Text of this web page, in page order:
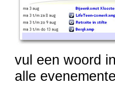
vul een woord
alle